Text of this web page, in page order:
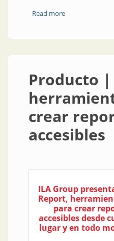
Read moreabout Software
Producto |
crear
accesibles
ILA Group
Report,
para crear
accesibles desde
lugar y en todo